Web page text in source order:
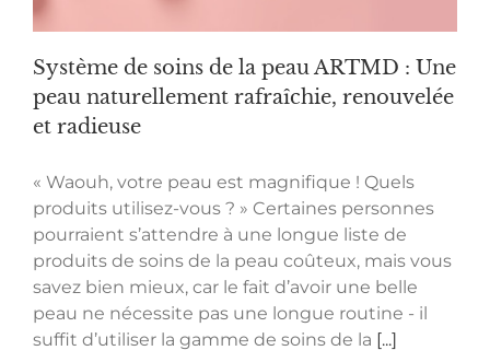
Système de soins de la peau ARTMD : Une
peau naturellement rafraîchie, renouvelée
et radieuse
« Waouh, votre peau est magnifique ! Quels
produits utilisez-vous ? » Certaines personnes
pourraient s’attendre à une longue liste de
produits de soins de la peau coûteux, mais vous
savez bien mieux, car le fait d’avoir une belle
peau ne nécessite pas une longue routine - il
suffit d’utiliser la gamme de soins de la [...]